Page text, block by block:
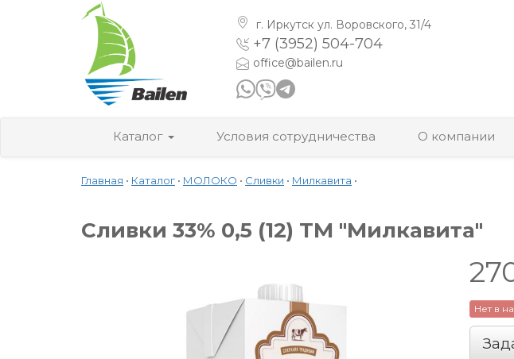
г. Иркутск ул. Воровского, 31/4
+7 (3952) 504-704
office@bailen.ru
Каталог Условия сотрудничества О компании
Главная • Каталог • МОЛОКО • Сливки • Милкавита •
Сливки 33% 0,5 (12) ТМ "Милкавита"
Нет в